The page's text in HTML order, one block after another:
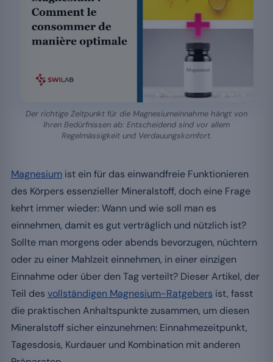
Der richtige Zeitpunkt für die Magnesiumeinnahme hängt von
Ihren Bedürfnissen ab: Entscheidend sind vor allem
Regelmässigkeit und Verdauungskomfort.
Magnesium ist ein für das einwandfreie Funktionieren
des Körpers essenzieller Mineralstoff, doch eine Frage
kehrt immer wieder: Wann und wie soll man es
einnehmen, damit es gut verträglich und nützlich ist?
Sollte man morgens oder abends bevorzugen, nüchtern
oder zu einer Mahlzeit einnehmen, in einer einzigen
Einnahme oder über den Tag verteilt? Dieser Artikel, der
Teil des vollständigen Magnesium-Ratgebers ist, fasst
die praktischen Anhaltspunkte zusammen, um diesen
Mineralstoff sicher einzunehmen: Einnahmezeitpunkt,
Tagesdosis, Kurdauer und Kombination mit anderen